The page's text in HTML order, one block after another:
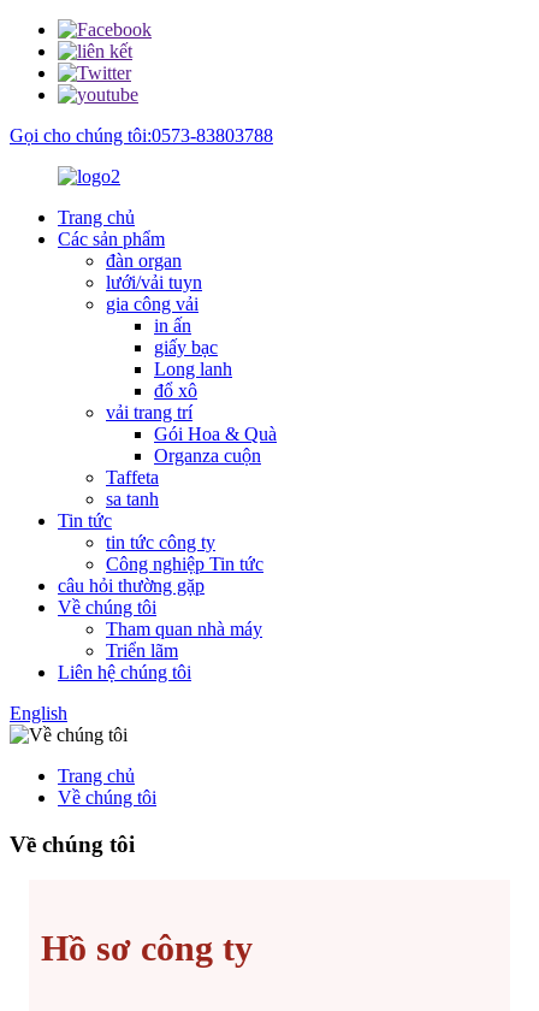
Gọi cho chúng tôi:0573-83803788
Trang chủ
Các sản phẩm
đàn organ
lưới/vải tuyn
gia công vải
in ấn
giấy bạc
Long lanh
đổ xô
vải trang trí
Gói Hoa & Quà
Organza cuộn
Taffeta
sa tanh
Tin tức
tin tức công ty
Công nghiệp Tin tức
câu hỏi thường gặp
Về chúng tôi
Tham quan nhà máy
Triển lãm
Liên hệ chúng tôi
English
Trang chủ
Về chúng tôi
Về chúng tôi
Hồ sơ công ty